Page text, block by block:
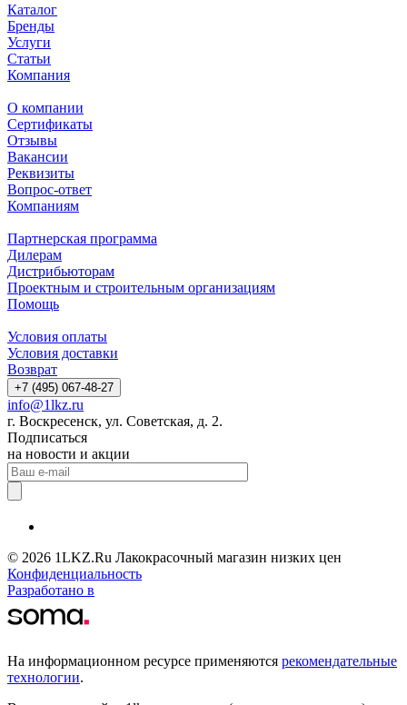
Каталог
Бренды
Услуги
Статьи
Компания
О компании
Сертификаты
Отзывы
Вакансии
Реквизиты
Вопрос-ответ
Компаниям
Партнерская программа
Дилерам
Дистрибьюторам
Проектным и строительным организациям
Помощь
Условия оплаты
Условия доставки
Возврат
+7 (495) 067-48-27
info@1lkz.ru
г. Воскресенск, ул. Советская, д. 2.
Подписаться
на новости и акции
© 2026 1LKZ.Ru Лакокрасочный магазин низких цен
Конфиденциальность
Разработано в
На информационном ресурсе применяются рекомендательные
технологии.